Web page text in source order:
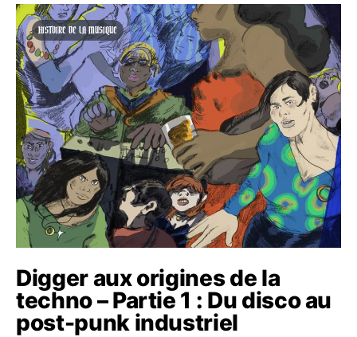
HISTOIRE DE LA MUSIQUE
Digger aux origines de la
techno – Partie 1 : Du disco au
post-punk industriel